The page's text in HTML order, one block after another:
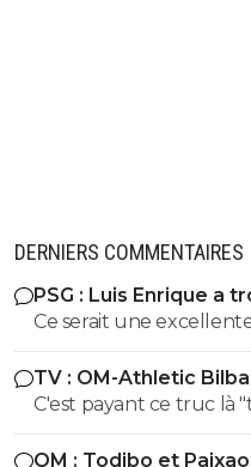
DERNIERS COMMENTAIRES
PSG : Luis Enrique a
Ce serait une
de s'appuyer sur la
TV : OM-Athletic
chaîne ?
C'est payant ce truc là
OM : Todibo et